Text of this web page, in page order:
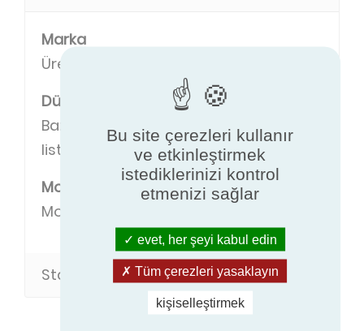
Marka
Üreticinin marka adı.
Düzenli
Bazı ortak özelliklere sahip modellerin
listesi.
Modeli
Model adı.
Standart tanımlar
Bu site çerezleri kullanır
ve etkinleştirmek
istediklerinizi kontrol
etmenizi sağlar
evet, her şeyi kabul edin
Tüm çerezleri yasaklayın
kişiselleştirmek